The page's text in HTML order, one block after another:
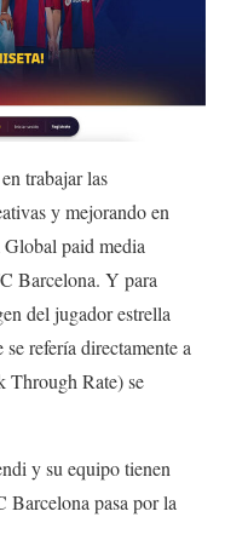
trabajar las
y mejorando en
paid media
Barcelona. Y para
del jugador estrella
refería directamente a
Through Rate) se
y su equipo tienen
Barcelona pasa por la